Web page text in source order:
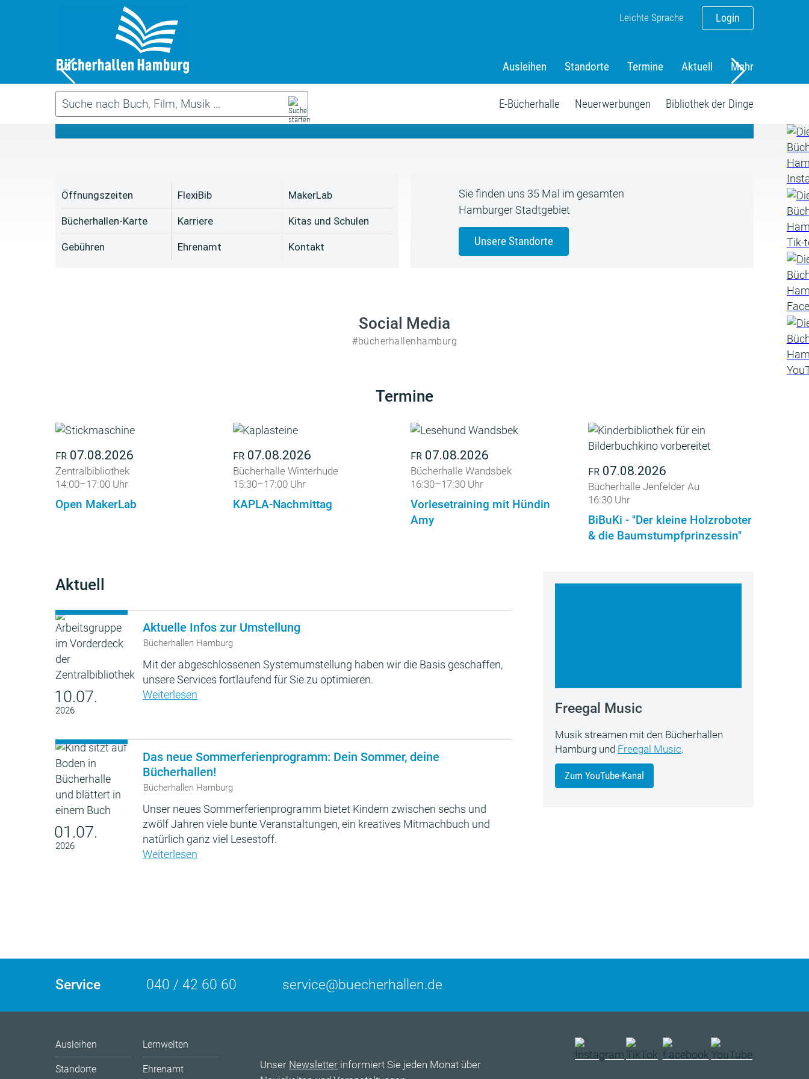
Login
Leichte Sprache
Ausleihen Standorte Termine Aktuell Mehr
E-Bücherhalle Neuerwerbungen Bibliothek der Dinge
Das neue Sommerferienprogramm
Öffnungszeiten
Bücherhallen-Karte
Gebühren
FlexiBib
Karriere
Ehrenamt
MakerLab
Kitas und Schulen
Kontakt
Sie finden uns 35 Mal im gesamten
Hamburger Stadtgebiet
Unsere Standorte
Social Media
#bücherhallenhamburg
Termine
FR 07.08.2026
Zentralbibliothek
14:00–17:00 Uhr
Open MakerLab
FR 07.08.2026
Bücherhalle Winterhude
15:30–17:00 Uhr
KAPLA-Nachmittag
FR 07.08.2026
Bücherhalle Wandsbek
16:30–17:30 Uhr
Vorlesetraining mit Hündin
Amy
FR 07.08.2026
Bücherhalle Jenfelder Au
16:30 Uhr
BiBuKi - "Der kleine Holzroboter
& die Baumstumpfprinzessin"
Aktuell
10.07.
2026
Aktuelle Infos zur Umstellung
Bücherhallen Hamburg
Mit der abgeschlossenen Systemumstellung haben wir die Basis geschaffen,
unsere Services fortlaufend für Sie zu optimieren.
Weiterlesen
01.07.
2026
Das neue Sommerferienprogramm: Dein Sommer, deine
Bücherhallen!
Bücherhallen Hamburg
Unser neues Sommerferienprogramm bietet Kindern zwischen sechs und
zwölf Jahren viele bunte Veranstaltungen, ein kreatives Mitmachbuch und
natürlich ganz viel Lesestoff.
Weiterlesen
Freegal Music
Musik streamen mit den Bücherhallen
Hamburg und Freegal Music.
Zum YouTube-Kanal
Service 040 / 42 60 60 service@buecherhallen.de
Ausleihen
Standorte
Lernwelten
Ehrenamt Unser Newsletter informiert Sie jeden Monat über